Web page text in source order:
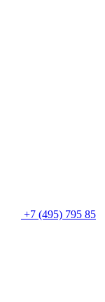
+7 (495) 795 85